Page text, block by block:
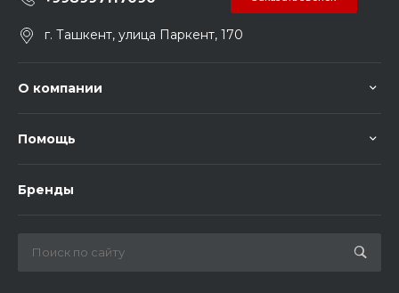
г. Ташкент, улица Паркент, 170
О компании
Помощь
Бренды